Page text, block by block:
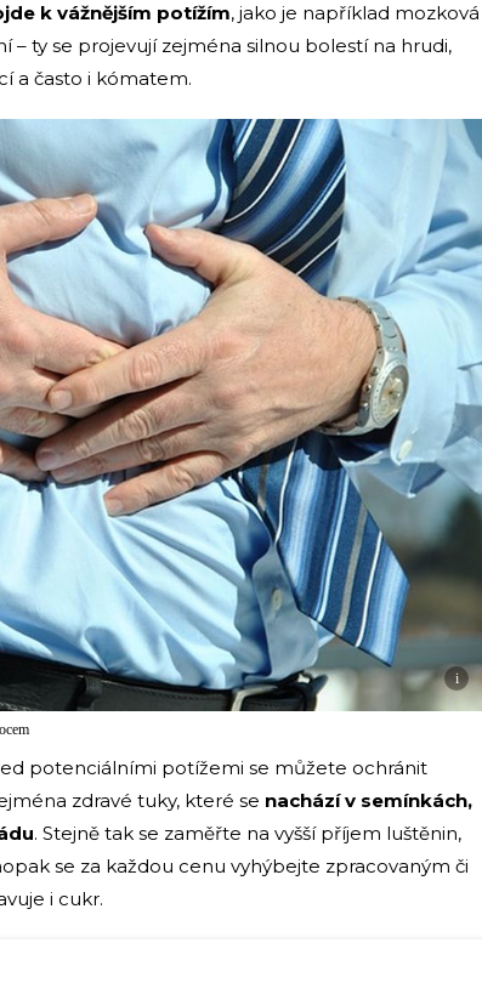
k vážnějším potížím, jako je například mozková
– ty se projevují zejména silnou bolestí na hrudi,
a často i kómatem.
i
potenciálními potížemi se můžete ochránit
zdravé tuky, které se nachází v semínkách,
. Stejně tak se zaměřte na vyšší příjem luštěnin,
se za každou cenu vyhýbejte zpracovaným či
i cukr.